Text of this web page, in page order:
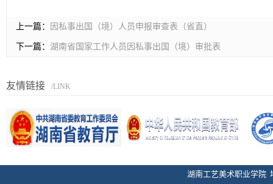
上一篇： 因私事出国（境）人员申报审查表（省直）
下一篇： 湖南省国家工作人员因私事出国（境）审批表
友情链接 /LINK
湖南工艺美术职业学院